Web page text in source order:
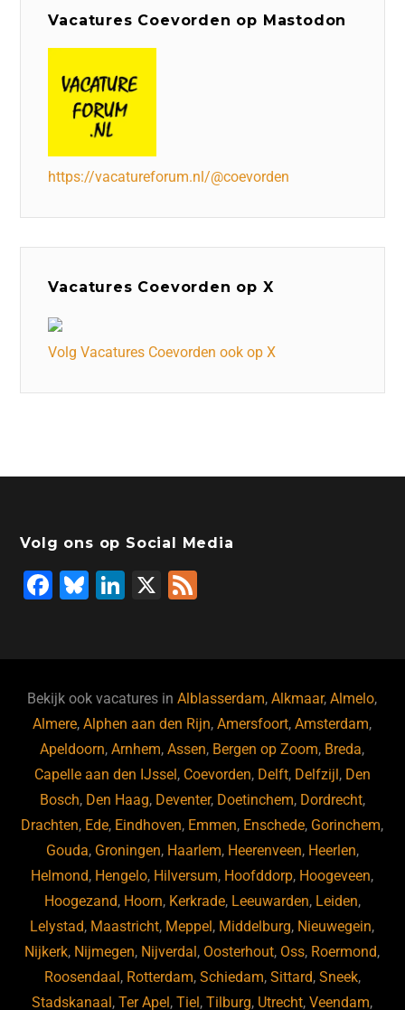
Vacatures Coevorden op Mastodon
https://vacatureforum.nl/@coevorden
Vacatures Coevorden op X
Volg Vacatures Coevorden ook op X
Volg ons op Social Media
F
b
o
o
k
Bl
ky
Li
dI
n
X
Bekijk ook vacatures inAlblasserdam,Alkmaar,Almelo,
Almere,Alphen aan den Rijn,Amersfoort,Amsterdam,
Apeldoorn,Arnhem,Assen, Bergen op Zoom, Breda,
Capelle aan den IJssel, Coevorden, Delft, Delfzijl, Den
Bosch, Den Haag, Deventer, Doetinchem, Dordrecht,
Drachten, Ede, Eindhoven, Emmen, Enschede, Gorinchem,
Gouda, Groningen, Haarlem, Heerenveen, Heerlen,
Helmond, Hengelo, Hilversum, Hoofddorp, Hoogeveen,
Hoogezand, Hoorn, Kerkrade, Leeuwarden, Leiden,
Lelystad, Maastricht, Meppel, Middelburg, Nieuwegein,
Nijkerk, Nijmegen, Nijverdal, Oosterhout, Oss, Roermond,
Roosendaal, Rotterdam, Schiedam, Sittard, Sneek,
Stadskanaal,Ter Apel,Tiel,Tilburg, Utrecht,Veendam,